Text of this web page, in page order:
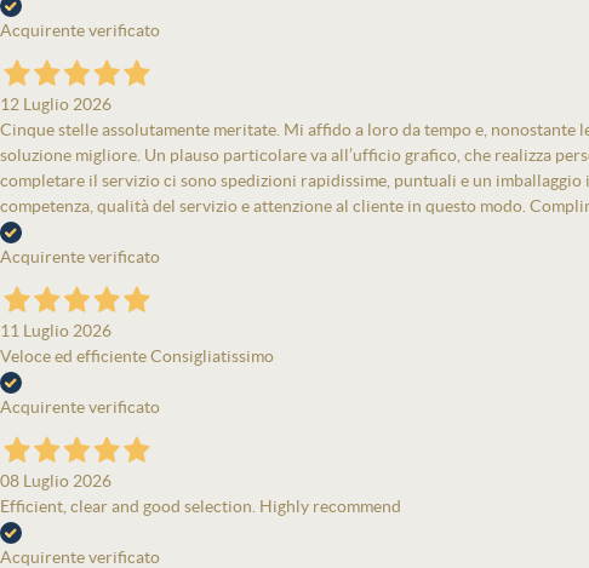
Acquirente verificato
12 Luglio 2026
Cinque stelle assolutamente meritate. Mi affido a loro da tempo e,
soluzione migliore. Un plauso particolare va all’ufficio grafico, che realizza
completare il servizio ci sono spedizioni rapidissime, puntuali e un
competenza, qualità del servizio e attenzione al cliente in questo modo.
Acquirente verificato
11 Luglio 2026
Veloce ed efficiente Consigliatissimo
Acquirente verificato
08 Luglio 2026
Efficient, clear and good selection. Highly recommend
Acquirente verificato